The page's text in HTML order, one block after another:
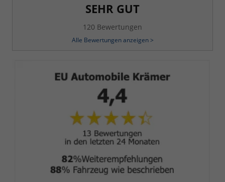
SEHR GUT
120 Bewertungen
Alle Bewertungen anzeigen >